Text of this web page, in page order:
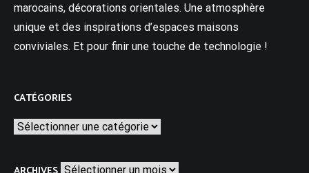
marocains, décorations orientales. Une atmosphère
unique et des inspirations d’espaces maisons
conviviales. Et pour finir une touche de technologie !
CATÉGORIES
Catégories
Archives